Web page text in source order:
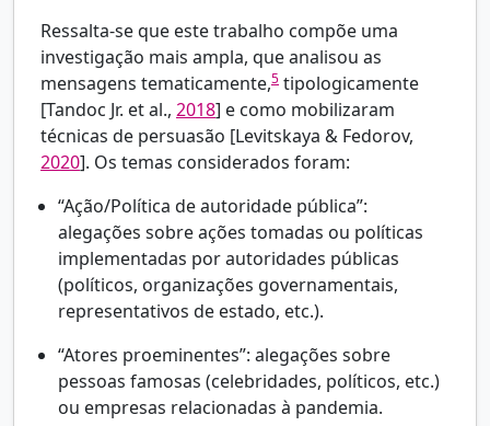
Ressalta-se que este trabalho compõe uma
investigação mais ampla, que analisou as
mensagens tematicamente,5 tipologicamente
[Tandoc Jr. et al., 2018] e como mobilizaram
técnicas de persuasão [Levitskaya & Fedorov,
2020]. Os temas considerados foram:
“Ação/Política de autoridade pública”:
alegações sobre ações tomadas ou políticas
implementadas por autoridades públicas
(políticos, organizações governamentais,
representativos de estado, etc.).
“Atores proeminentes”: alegações sobre
pessoas famosas (celebridades, políticos, etc.)
ou empresas relacionadas à pandemia.